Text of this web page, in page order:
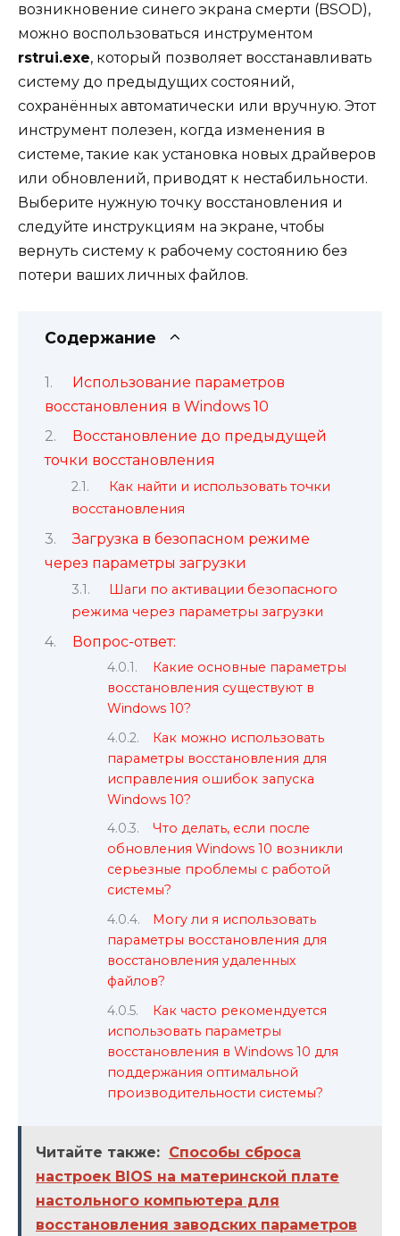
возникновение синего экрана смерти (BSOD),
можно воспользоваться инструментом
rstrui.exe, который позволяет восстанавливать
систему до предыдущих состояний,
сохранённых автоматически или вручную. Этот
инструмент полезен, когда изменения в
системе, такие как установка новых драйверов
или обновлений, приводят к нестабильности.
Выберите нужную точку восстановления и
следуйте инструкциям на экране, чтобы
вернуть систему к рабочему состоянию без
потери ваших личных файлов.
Содержание
Использование параметров
восстановления в Windows 10
Восстановление до предыдущей
точки восстановления
Как найти и использовать точки
восстановления
Загрузка в безопасном режиме
через параметры загрузки
Шаги по активации безопасного
режима через параметры загрузки
Вопрос-ответ:
Какие основные параметры
восстановления существуют в
Windows 10?
Как можно использовать
параметры восстановления для
исправления ошибок запуска
Windows 10?
Что делать, если после
обновления Windows 10 возникли
серьезные проблемы с работой
системы?
Могу ли я использовать
параметры восстановления для
восстановления удаленных
файлов?
Как часто рекомендуется
использовать параметры
восстановления в Windows 10 для
поддержания оптимальной
производительности системы?
Читайте также: Способы сброса
настроек BIOS на материнской плате
настольного компьютера для
восстановления заводских параметров